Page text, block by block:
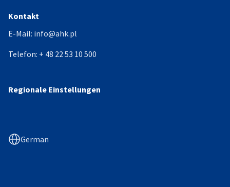
Kontakt
E-Mail: info@ahk.pl
Telefon: + 48 22 53 10 500
Regionale Einstellungen
German